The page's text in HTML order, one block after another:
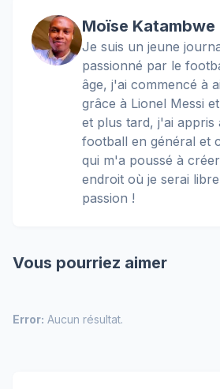
Moïse Katambwe
Je suis un jeune
passionné par le
âge, j'ai commencé à
grâce à Lionel Messi
et plus tard, j'ai appris
football en général et
qui m'a poussé à
endroit où je serai
passion !
Vous pourriez aimer
Error: Aucun résultat.